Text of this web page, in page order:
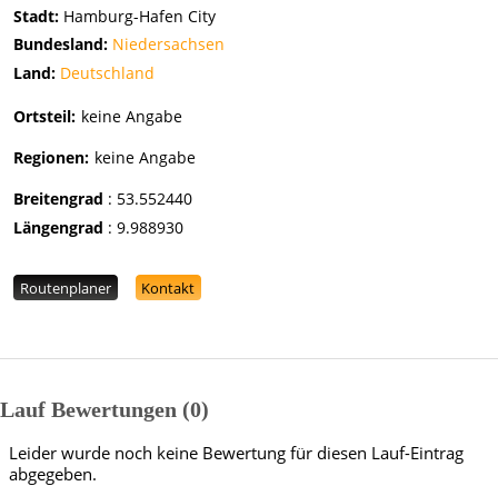
Stadt: Hamburg-Hafen City
Bundesland: Niedersachsen
Land: Deutschland
Ortsteil: keine Angabe
Regionen: keine Angabe
Breitengrad : 53.552440
Längengrad : 9.988930
Routenplaner Kontakt
Lauf Bewertungen 0
Leider wurde noch keine Bewertung für diesen Lauf-Eintrag
abgegeben.